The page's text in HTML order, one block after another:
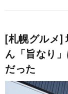
[札幌グルメ]
ん「旨なり
だった